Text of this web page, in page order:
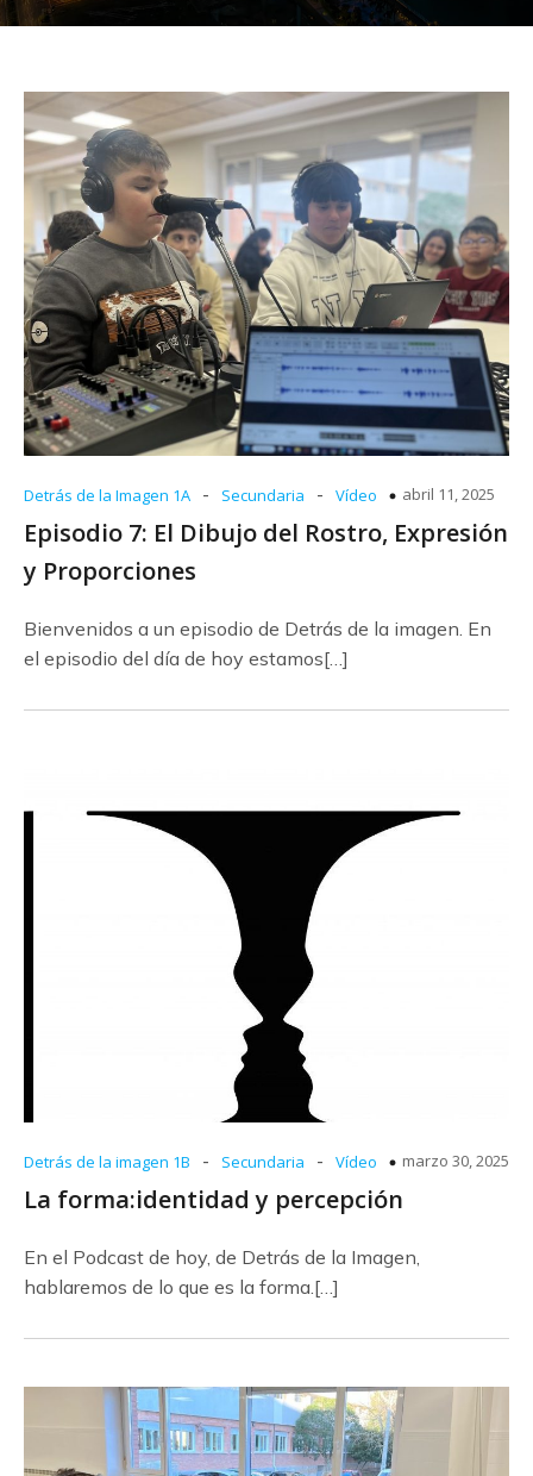
Detrás de la Imagen 1A - Secundaria - Vídeo abril 11, 2025
Episodio 7: El Dibujo del Rostro, Expresión
y Proporciones
Bienvenidos a un episodio de Detrás de la imagen. En
el episodio del día de hoy estamos[…]
Detrás de la imagen 1B - Secundaria - Vídeo marzo 30, 2025
La forma:identidad y percepción
En el Podcast de hoy, de Detrás de la Imagen,
hablaremos de lo que es la forma.[…]